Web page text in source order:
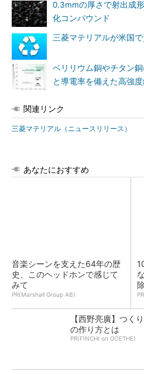
0.3mmの厚さで射出成
化コンパウンド
三菱マテリアルが米国
ベリリウム銅やチタン
と導電率を備えた高強
関連リンク
三菱マテリアル（ニュースリリース）
あなたにおすすめ
音楽シーンを支えた64年の歴
史、このヘッドホンで感じて
みて
PR(Marshall Group AB)
【西野亮廣】つく
の作り方とは
PR(FINCHI on GOETHE)